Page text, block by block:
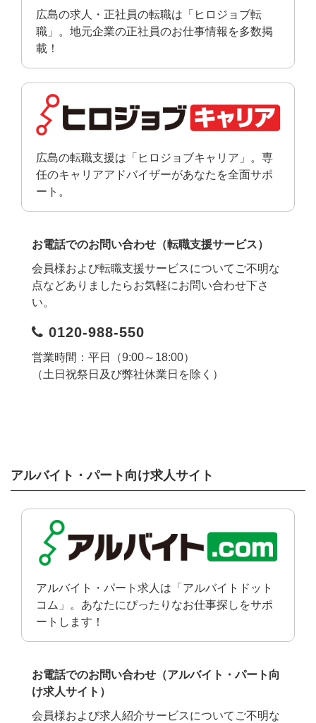
広島の求人・正社員の転職は「ヒロジョブ転
職」。地元企業の正社員のお仕事情報を多数掲
載！
広島の転職支援は「ヒロジョブキャリア」。専
任のキャリアアドバイザーがあなたを全面サポ
ート。
お電話でのお問い合わせ（転職支援サービス）
会員様および転職支援サービスについてご不明な
点などありましたらお気軽にお問い合わせ下さ
い。
0120-988-550
営業時間：平日（9:00～18:00）
（土日祝祭日及び弊社休業日を除く）
アルバイト・パート向け求人サイト
アルバイト・パート求人は「アルバイトドット
コム」。あなたにぴったりなお仕事探しをサポ
ートします！
お電話でのお問い合わせ（アルバイト・パート向
け求人サイト）
会員様および求人紹介サービスについてご不明な